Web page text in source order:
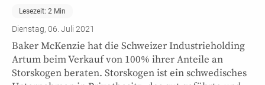
Lesezeit: 2 Min
Dienstag, 06. Juli 2021
Baker McKenzie hat die Schweizer Industrieholding
Artum beim Verkauf von 100% ihrer Anteile an
Storskogen beraten. Storskogen ist ein schwedisches